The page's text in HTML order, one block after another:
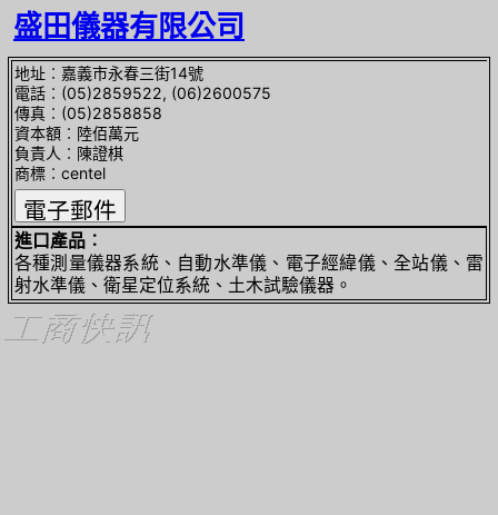
盛田儀器有限公司
地址︰嘉義市永春三街14號
電話︰(05)2859522, (06)2600575
傳真︰(05)2858858
資本額︰陸佰萬元
負責人︰陳證棋
商標︰centel
進口產品︰
各種測量儀器系統、自動水準儀、電子經緯儀、全站儀、雷
射水準儀、衛星定位系統、土木試驗儀器。